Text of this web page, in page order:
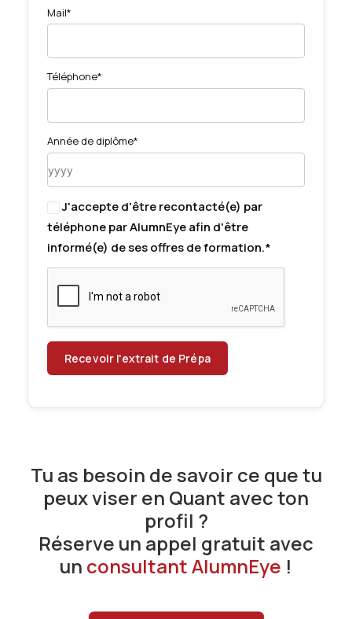
Mail*
Téléphone*
Année de diplôme*
J'accepte d'être recontacté(e) par
téléphone par AlumnEye afin d'être
informé(e) de ses offres de formation.*
Tu as besoin de savoir ce que tu
peux viser en Quant avec ton
profil ?
Réserve un appel gratuit avec
un consultant AlumnEye !